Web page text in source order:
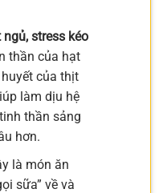
stress kéo
thần của hạt
của thịt
làm dịu hệ
thần sảng
hơn.
là món ăn
sữa” về và